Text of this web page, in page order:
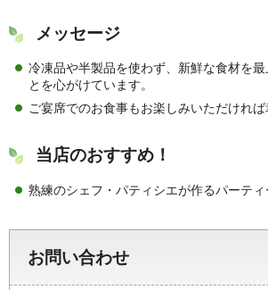
メッセージ
冷凍品や半製品を使わず、新鮮な食材を
とを心がけています。
ご宴席でのお食事もお楽しみいただければ
当店のおすすめ！
熟練のシェフ・パティシエが作るパーティ
お問い合わせ